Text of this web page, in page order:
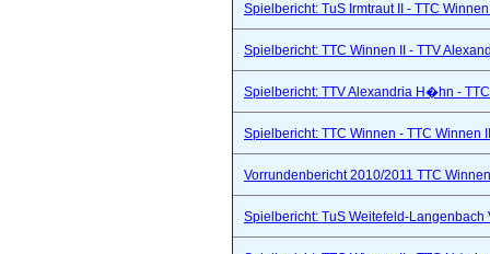
Spielbericht: TuS Irmtraut II - TTC
Spielbericht: TTC Winnen II - TTV
Spielbericht: TTV Alexandria H�hn -
Spielbericht: TTC Winnen - TTC Winnen
Vorrundenbericht 2010/2011 TTC
Spielbericht: TuS Weitefeld-